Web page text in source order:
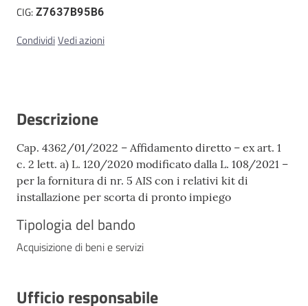
CIG:Z7637B95B6
CondividiVedi azioni
Descrizione
Cap. 4362/01/2022 – Affidamento diretto – ex art. 1
c. 2 lett. a) L. 120/2020 modificato dalla L. 108/2021 –
per la fornitura di nr. 5 AIS con i relativi kit di
installazione per scorta di pronto impiego
Tipologia del bando
Acquisizione di beni e servizi
Ufficio responsabile